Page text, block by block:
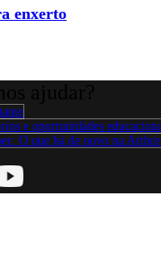
enxerto
e oportunidades
O que há de novo na